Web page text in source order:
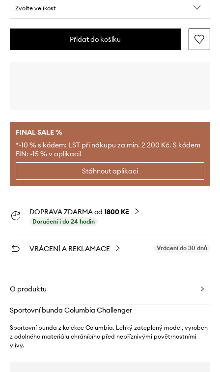
Zvolte velikost
Přidat do košíku
FINAL SALE %
*-10 % s kódem: LST při nákupu za min. 2 200 Kč. S kódem
FIN: -15 % v aplikaci!
Stáhnout aplikaci
DOPRAVA ZDARMA od 1800 Kč
Doručení i do 24 hodin
VRÁCENÍ A REKLAMACE Vrácení do 30 dnů
O produktu
Sportovní bunda Columbia Challenger
Sportovní bunda z kolekce Columbia. Lehký zateplený model, vyroben
z odolného materiálu chránícího před nepříznivými povětrnostními
vlivy.